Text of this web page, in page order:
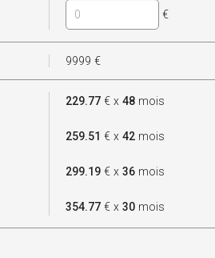
€
9999 €
229.77 € x 48 mois
259.51 € x 42 mois
299.19 € x 36 mois
354.77 € x 30 mois